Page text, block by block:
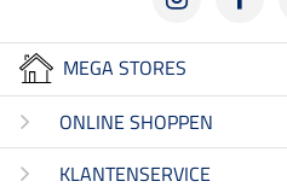
MEGA STORES
ONLINE SHOPPEN
KLANTENSERVICE